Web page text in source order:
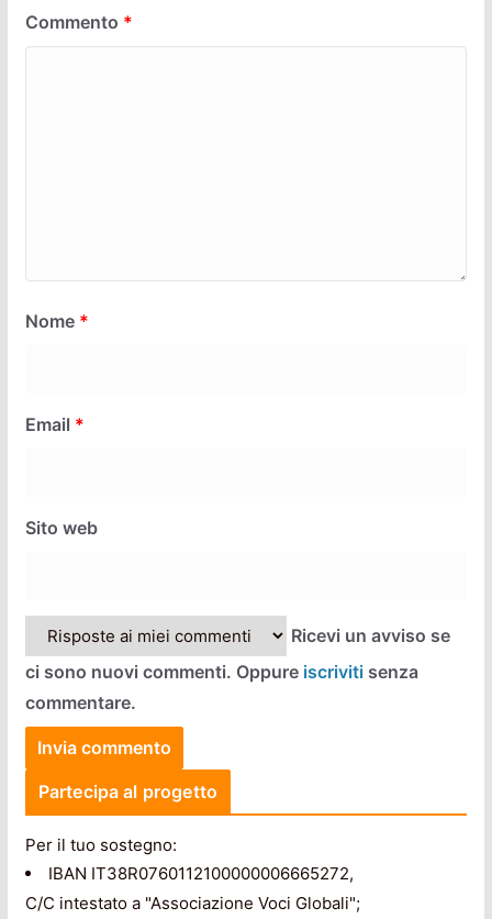
Commento *
Nome *
Email *
Sito web
Ricevi un avviso se
ci sono nuovi commenti. Oppure iscrivitisenza
commentare.
Partecipa al progetto
Per il tuo sostegno:
IBAN IT38R0760112100000006665272,
C/C intestato a "Associazione Voci Globali";